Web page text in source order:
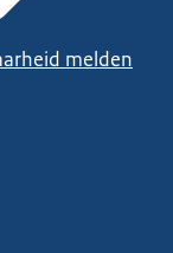
melden